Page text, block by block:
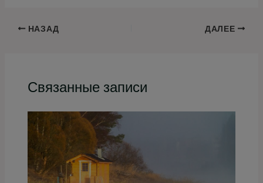
НАЗАД ДАЛЕЕ
Связанные записи